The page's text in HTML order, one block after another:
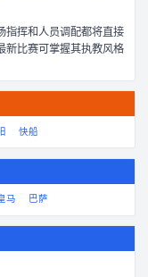
指挥和人员调配都将直接
新比赛可掌握其执教风格
快船
马 巴萨